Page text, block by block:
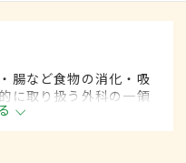
腸など食物の消化・吸
に取り扱う外科の一領
前は、消化器科と呼ば